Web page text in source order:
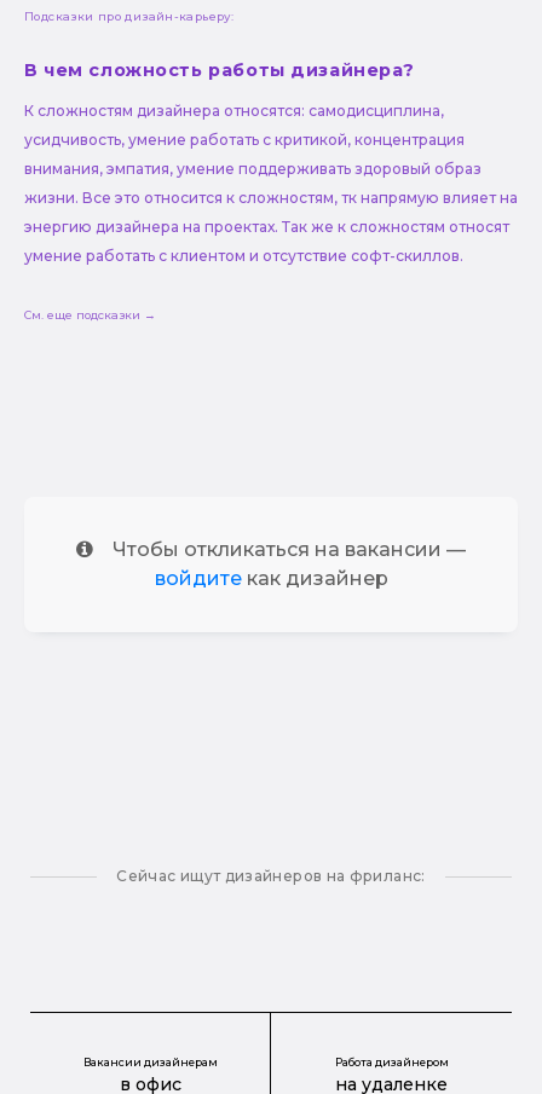
Подсказки про дизайн-карьеру:
В чем сложность работы дизайнера?
К сложностям дизайнера относятся: самодисциплина,
усидчивость, умение работать с критикой, концентрация
внимания, эмпатия, умение поддерживать здоровый образ
жизни. Все это относится к сложностям, тк напрямую влияет на
энергию дизайнера на проектах. Так же к сложностям относят
умение работать с клиентом и отсутствие софт-скиллов.
См. еще подсказки →
Чтобы откликаться на вакансии —
войдитекак дизайнер
Сейчас ищут дизайнеров на фриланс:
Вакансии дизайнерам
в офис
Работа дизайнером
на удаленке